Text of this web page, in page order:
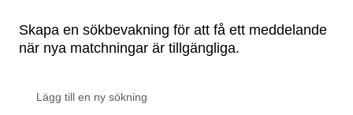
Skapa en sökbevakning för att få ett meddelande
när nya matchningar är tillgängliga.